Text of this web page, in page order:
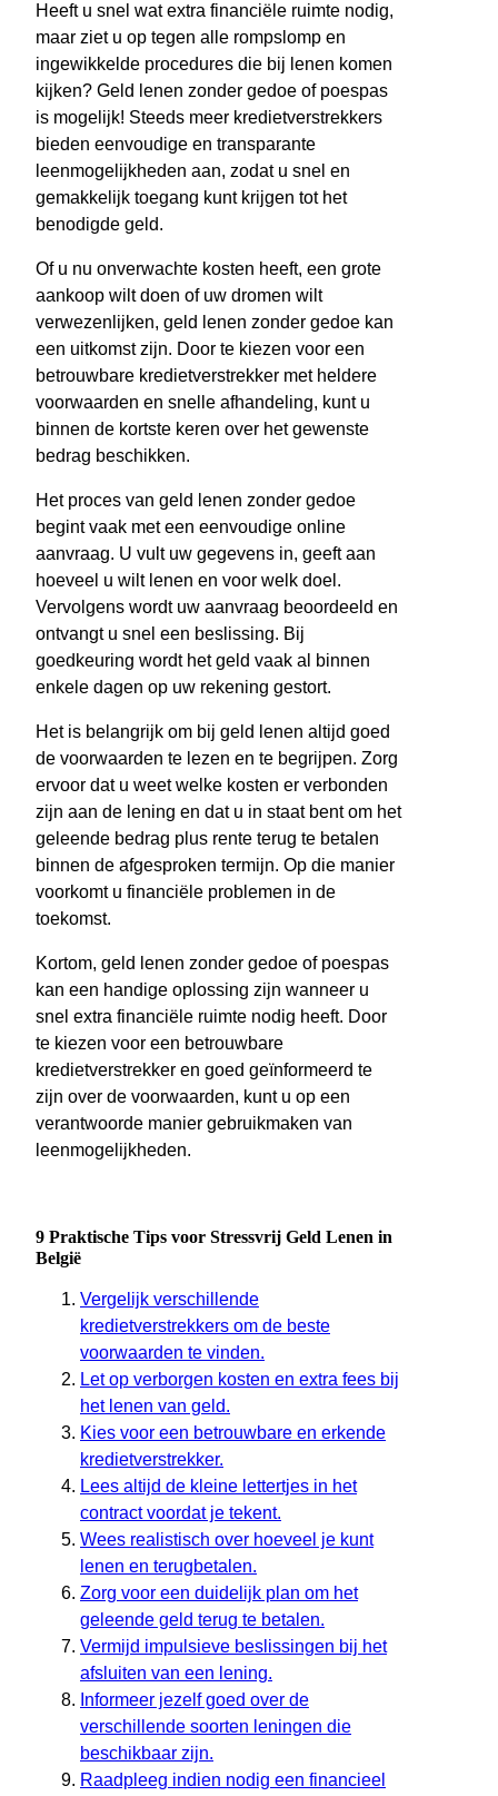
Heeft u snel wat extra financiële ruimte nodig,
maar ziet u op tegen alle rompslomp en
ingewikkelde procedures die bij lenen komen
kijken? Geld lenen zonder gedoe of poespas
is mogelijk! Steeds meer kredietverstrekkers
bieden eenvoudige en transparante
leenmogelijkheden aan, zodat u snel en
gemakkelijk toegang kunt krijgen tot het
benodigde geld.
Of u nu onverwachte kosten heeft, een grote
aankoop wilt doen of uw dromen wilt
verwezenlijken, geld lenen zonder gedoe kan
een uitkomst zijn. Door te kiezen voor een
betrouwbare kredietverstrekker met heldere
voorwaarden en snelle afhandeling, kunt u
binnen de kortste keren over het gewenste
bedrag beschikken.
Het proces van geld lenen zonder gedoe
begint vaak met een eenvoudige online
aanvraag. U vult uw gegevens in, geeft aan
hoeveel u wilt lenen en voor welk doel.
Vervolgens wordt uw aanvraag beoordeeld en
ontvangt u snel een beslissing. Bij
goedkeuring wordt het geld vaak al binnen
enkele dagen op uw rekening gestort.
Het is belangrijk om bij geld lenen altijd goed
de voorwaarden te lezen en te begrijpen. Zorg
ervoor dat u weet welke kosten er verbonden
zijn aan de lening en dat u in staat bent om het
geleende bedrag plus rente terug te betalen
binnen de afgesproken termijn. Op die manier
voorkomt u financiële problemen in de
toekomst.
Kortom, geld lenen zonder gedoe of poespas
kan een handige oplossing zijn wanneer u
snel extra financiële ruimte nodig heeft. Door
te kiezen voor een betrouwbare
kredietverstrekker en goed geïnformeerd te
zijn over de voorwaarden, kunt u op een
verantwoorde manier gebruikmaken van
leenmogelijkheden.
9 Praktische Tips voor Stressvrij Geld Lenen in
België
Vergelijk verschillende
kredietverstrekkers om de beste
voorwaarden te vinden.
Let op verborgen kosten en extra fees bij
het lenen van geld.
Kies voor een betrouwbare en erkende
kredietverstrekker.
Lees altijd de kleine lettertjes in het
contract voordat je tekent.
Wees realistisch over hoeveel je kunt
lenen en terugbetalen.
Zorg voor een duidelijk plan om het
geleende geld terug te betalen.
Vermijd impulsieve beslissingen bij het
afsluiten van een lening.
Informeer jezelf goed over de
verschillende soorten leningen die
beschikbaar zijn.
Raadpleeg indien nodig een financieel